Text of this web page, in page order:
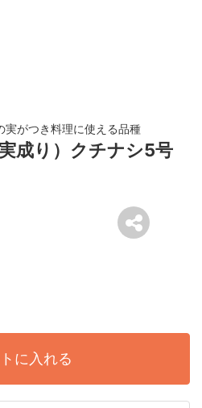
実がつき料理に使える品種
成り）クチナシ5号
に入れる